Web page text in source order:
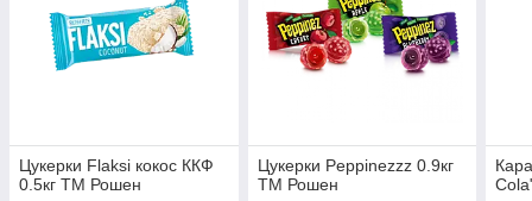
Цукерки Flaksi кокос ККФ
0.5кг ТМ Рошен
Цукерки Peppinezzz 0.9кг
ТМ Рошен